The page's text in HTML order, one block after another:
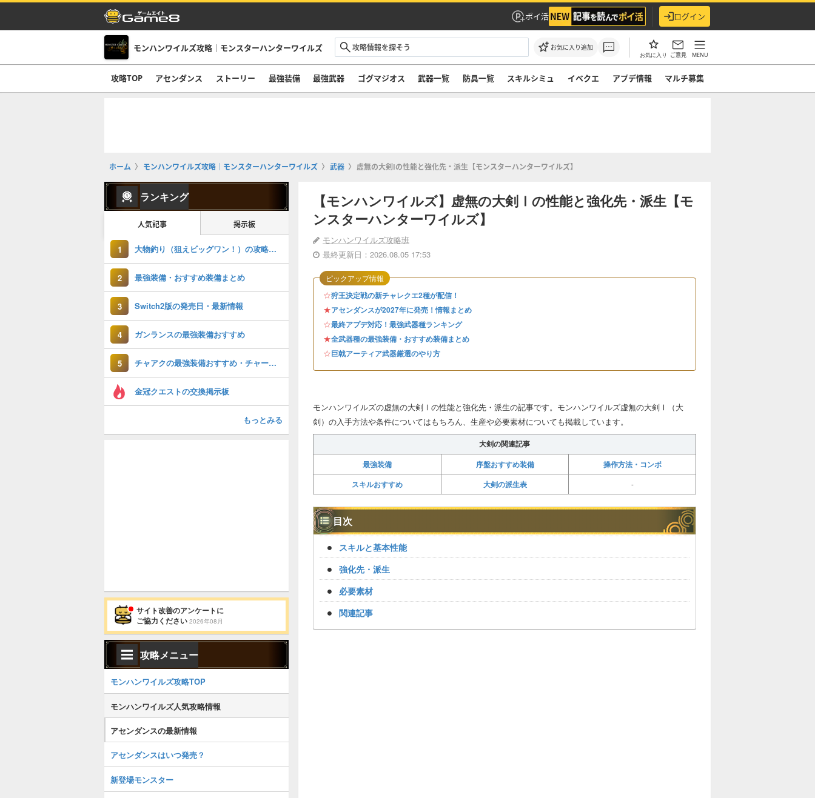
ポイ活 ログイン
モンハンワイルズ攻略｜モンスターハンターワイルズ お気に入り追加
お気に入り ご意見 MENU
攻略TOP アセンダンス ストーリー 最強装備 最強武器 ゴグマジオス 武器一覧 防具一覧 スキルシミュ イベクエ アプデ情報 マルチ募集
ホーム モンハンワイルズ攻略｜モンスターハンターワイルズ 武器 虚無の大剣Ⅰの性能と強化先・派生【モンスターハンターワイルズ】
【モンハンワイルズ】虚無の大剣Ⅰの性能と強化先・派生【モ
ンスターハンターワイルズ】
モンハンワイルズ攻略班
最終更新日：2026.08.05 17:53
☆狩王決定戦の新チャレクエ2種が配信！
★アセンダンスが2027年に発売！情報まとめ
☆最終アプデ対応！最強武器種ランキング
★全武器種の最強装備・おすすめ装備まとめ
☆巨戟アーティア武器厳選のやり方
ピックアップ情報
モンハンワイルズの虚無の大剣Ⅰの性能と強化先・派生の記事です。モンハンワイルズ虚無の大剣Ⅰ（大
剣）の入手方法や条件についてはもちろん、生産や必要素材についても掲載しています。
大剣の関連記事
最強装備 序盤おすすめ装備
操作方法・コンボ
スキルおすすめ
大剣の派生表 -
目次
スキルと基本性能
強化先・派生
必要素材
関連記事
ランキング
人気記事 掲示板
1 大物釣り（狙えビッグワン！）の攻略と報酬
2 最強装備・おすすめ装備まとめ
3 Switch2版の発売日・最新情報
4 ガンランスの最強装備おすすめ
5 チャアクの最強装備おすすめ・チャージアックス
金冠クエストの交換掲示板
もっとみる
サイト改善のアンケートに
ご協力ください 2026年08月
攻略メニュー
モンハンワイルズ攻略TOP
モンハンワイルズ人気攻略情報
アセンダンスの最新情報
アセンダンスはいつ発売？
新登場モンスター